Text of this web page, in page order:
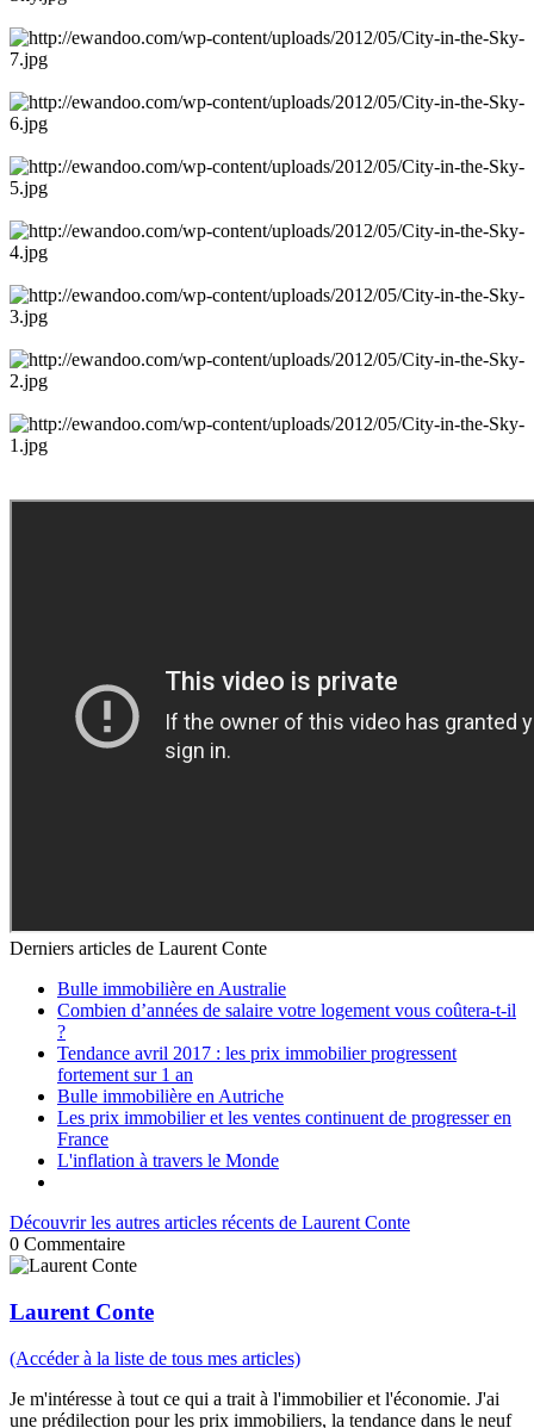
Derniers articles de Laurent Conte
Bulle immobilière en Australie
Combien d’années de salaire votre logement vous coûtera-t-il
?
Tendance avril 2017 : les prix immobilier progressent
fortement sur 1 an
Bulle immobilière en Autriche
Les prix immobilier et les ventes continuent de progresser en
France
L'inflation à travers le Monde
Découvrir les autres articles récents de Laurent Conte
0 Commentaire
Laurent Conte
(Accéder à la liste de tous mes articles)
Je m'intéresse à tout ce qui a trait à l'immobilier et l'économie. J'ai
une prédilection pour les prix immobiliers, la tendance dans le neuf